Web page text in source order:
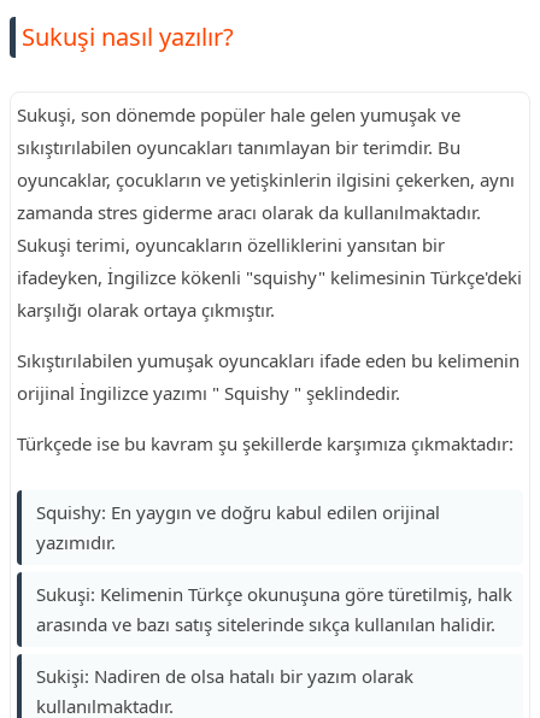
Sukuşi nasıl yazılır?
Sukuşi, son dönemde popüler hale gelen yumuşak ve
sıkıştırılabilen oyuncakları tanımlayan bir terimdir. Bu
oyuncaklar, çocukların ve yetişkinlerin ilgisini çekerken, aynı
zamanda stres giderme aracı olarak da kullanılmaktadır.
Sukuşi terimi, oyuncakların özelliklerini yansıtan bir
ifadeyken, İngilizce kökenli "squishy" kelimesinin Türkçe'deki
karşılığı olarak ortaya çıkmıştır.
Sıkıştırılabilen yumuşak oyuncakları ifade eden bu kelimenin
orijinal İngilizce yazımı " Squishy " şeklindedir.
Türkçede ise bu kavram şu şekillerde karşımıza çıkmaktadır:
Squishy: En yaygın ve doğru kabul edilen orijinal
yazımıdır.
Sukuşi: Kelimenin Türkçe okunuşuna göre türetilmiş, halk
arasında ve bazı satış sitelerinde sıkça kullanılan halidir.
Sukişi: Nadiren de olsa hatalı bir yazım olarak
kullanılmaktadır.